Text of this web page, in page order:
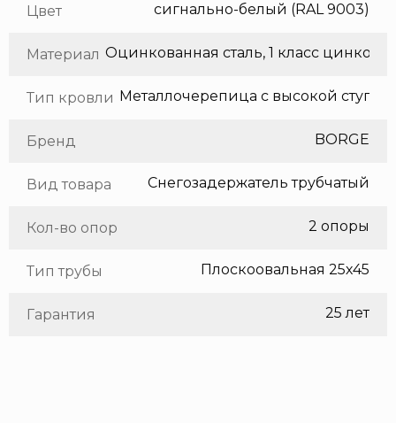
Цвет сигнально-белый (RAL 9003)
Материал
Тип кровли
Бренд BORGE
Вид товара Снегозадержатель трубчатый
Кол-во опор 2 опоры
Тип трубы Плоскоовальная 25х45
Гарантия 25 лет